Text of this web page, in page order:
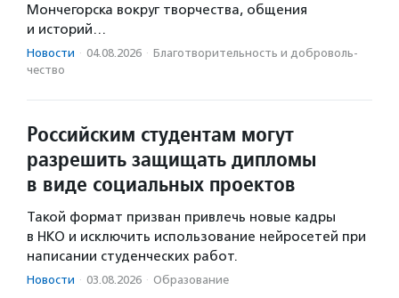
Мончегорска вокруг творчества, общения
и историй…
Новости · 04.08.2026 · Благотвори­тель­ность и доброволь­
чест­во
Российским студентам могут
разрешить защищать дипломы
в виде социальных проектов
Такой формат призван привлечь новые кадры
в НКО и исключить использование нейросетей при
написании студенческих работ.
Новости · 03.08.2026 · Образование